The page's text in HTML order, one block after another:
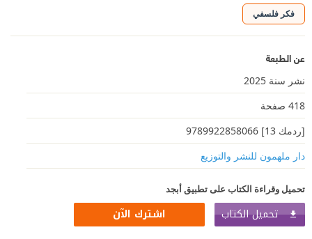
فكر فلسفي
عن الطبعة
نشر سنة 2025
418 صفحة
[ردمك 13] 9789922858066
دار ملهمون للنشر والتوزيع
تحميل وقراءة الكتاب على تطبيق أبجد
تحميل الكتاب اشترك الآن